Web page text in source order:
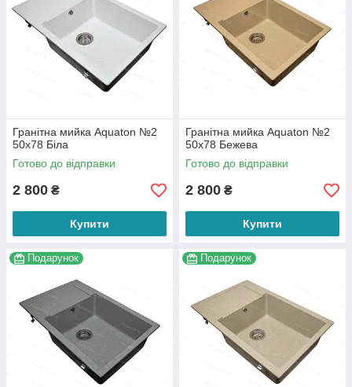
Гранітна мийка Aquaton №2
50х78 Біла
Готово до відправки
2 800 ₴
Купити
Гранітна мийка Aquaton №2
50х78 Бежева
Готово до відправки
2 800 ₴
Купити
Подарунок Подарунок